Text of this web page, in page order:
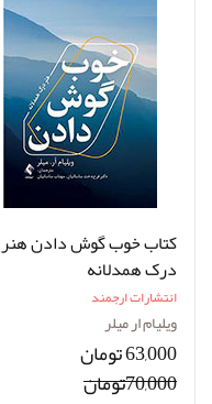
کتاب خوب گوش دادن هنر
درک همدلانه
انتشارات ارجمند
ویلیام ار میلر
63,000 تومان
70,000تومان